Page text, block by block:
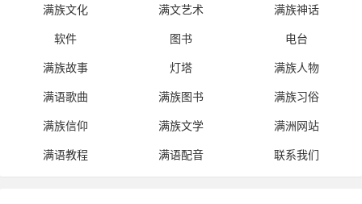
满族文化
满文艺术
满族神话
软件
图书
电台
满族故事
灯塔
满族人物
满语歌曲
满族图书
满族习俗
满族信仰
满族文学
满洲网站
满语教程
满语配音 联系我们